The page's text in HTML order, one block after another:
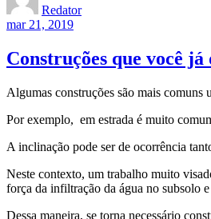
Redator
mar 21, 2019
Construções que você
Algumas construções são mais comuns
Por exemplo, em estrada é muito
A inclinação pode ser de ocorrência
Neste contexto, um trabalho muito
força da infiltração da água no subsolo
Dessa maneira, se torna necessário